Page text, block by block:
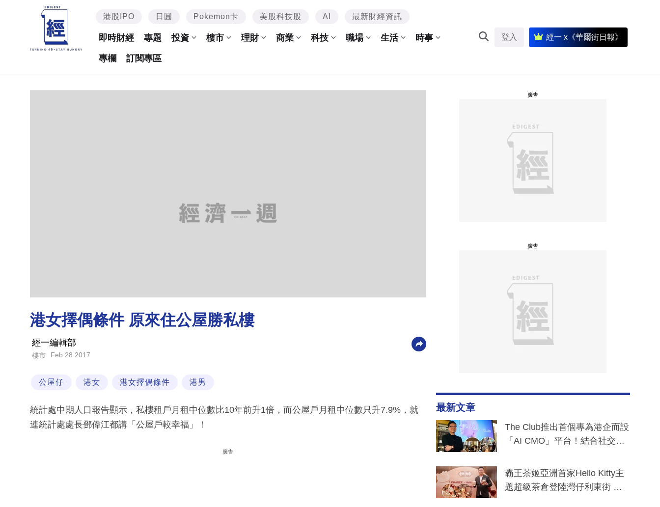
港股IPO 日圓 Pokemon卡 美股科技股 AI 最新財經資訊
即時財經 專題 投資 樓市 理財 商業 科技 職場 生活 時事
專欄 訂閱專區
登入 經一 x《華爾街日報》
港女擇偶條件 原來住公屋勝私樓
經一編輯部
樓市 Feb 28 2017
公屋仔 港女 港女擇偶條件 港男
統計處中期人口報告顯示，私樓租戶月租中位數比10年前升1倍，而公屋戶月租中位數只升7.9%，就
連統計處處長鄧偉江都講「公屋戶較幸福」！
廣告
廣告
廣告
最新文章
The Club推出首個專為港企而設
「AI CMO」平台！結合社交聆
分鐘生成「貼地」宣傳短片
霸王茶姬亞洲首家Hello Kitty主
題超級茶倉登陸灣仔利東街 推